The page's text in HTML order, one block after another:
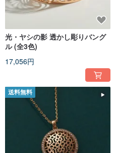
光・ヤシの影 透かし彫りバング
ル (全3色)
17,056円
送料無料